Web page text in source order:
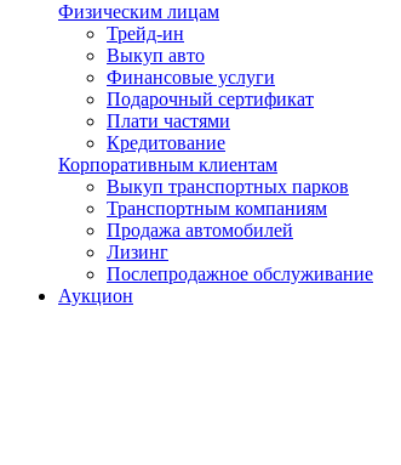
Физическим лицам
Трейд-ин
Выкуп авто
Финансовые услуги
Подарочный сертификат
Плати частями
Кредитование
Корпоративным клиентам
Выкуп транспортных парков
Транспортным компаниям
Продажа автомобилей
Лизинг
Послепродажное обслуживание
Аукцион